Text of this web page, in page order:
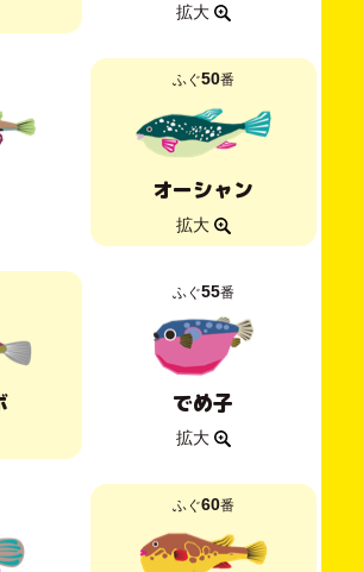
拡大
ふぐ50番
オーシャン
拡大
ふぐ55番
でめ子
拡大
ふぐ60番